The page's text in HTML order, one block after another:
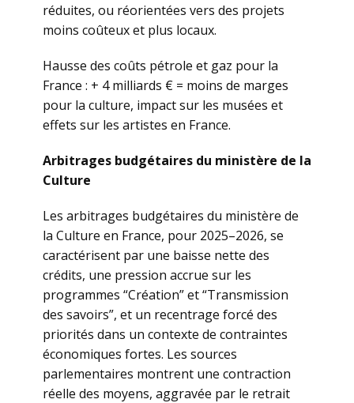
réduites, ou réorientées vers des projets
moins coûteux et plus locaux.
Hausse des coûts pétrole et gaz pour la
France : + 4 milliards € = moins de marges
pour la culture, impact sur les musées et
effets sur les artistes en France.
Arbitrages budgétaires du ministère de la
Culture
Les arbitrages budgétaires du ministère de
la Culture en France, pour 2025–2026, se
caractérisent par une baisse nette des
crédits, une pression accrue sur les
programmes “Création” et “Transmission
des savoirs”, et un recentrage forcé des
priorités dans un contexte de contraintes
économiques fortes. Les sources
parlementaires montrent une contraction
réelle des moyens, aggravée par le retrait